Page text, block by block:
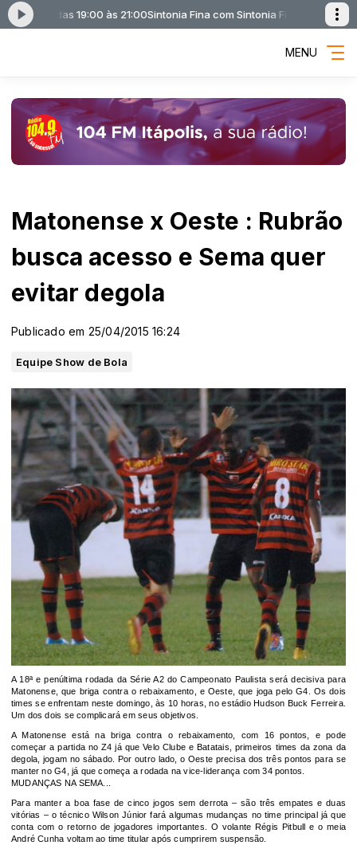
das 19:00 às 21:00Sintonia Fina com Sintonia Fina (MPB na
MENU
Matonense x Oeste : Rubrão
busca acesso e Sema quer
evitar degola
Publicado em 25/04/2015 16:24
Equipe Show de Bola
A 18ª e penúltima rodada da Série A2 do Campeonato Paulista será decisiva para
Matonense, que briga contra o rebaixamento, e Oeste, que joga pelo G4. Os dois
times se enfrentam neste domingo, às 10 horas, no estádio Hudson Buck Ferreira.
Um dos dois se complicará em seus objetivos.
A Matonense está na briga contra o rebaixamento, com 16 pontos, e pode
começar a partida no Z4 já que Velo Clube e Batatais, primeiros times da zona da
degola, jogam no sábado. Por outro lado, o Oeste precisa dos três pontos para se
manter no G4, já que começa a rodada na vice-liderança com 34 pontos.
MUDANÇAS NA SEMA...
Para manter a boa fase de cinco jogos sem derrota – são três empates e duas
vitórias – o técnico Wilson Júnior fará algumas mudanças no time principal já que
conta com o retorno de jogadores importantes. O volante Régis Pitbull e o meia
André Cunha voltam ao time titular após cumprirem suspensão.